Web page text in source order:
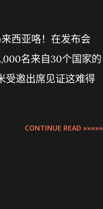
西亚咯！在发布会
名来自30个国家的
受邀出席见证这难得
CONTINUE READ »»»»»